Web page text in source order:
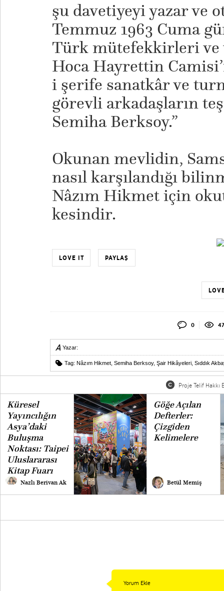
şu davetiyeyi yazar ve
Temmuz 1963 Cuma
Türk mütefekkirleri ve
Hoca Hayrettin
i şerife sanatkâr ve
görevli arkadaşların
Semiha Berksoy.”
Okunan mevlidin,
nasıl karşılandığı
Nâzım Hikmet için
kesindir.
LOVE IT PAYLAŞ
0
Yazar:
Tag: Nâzım Hikmet Semiha Berksoy, Şair Hikâyeleri Sıddık
Proje Telif Hakkı
Küresel
Yayıncılığın
Asya’daki
Buluşma
Noktası: Taipei
Uluslararası
Kitap Fuarı
Nazlı Berivan Ak
Göğe Açılan
Defterler:
Çizgiden
Kelimelere
Betül Memiş